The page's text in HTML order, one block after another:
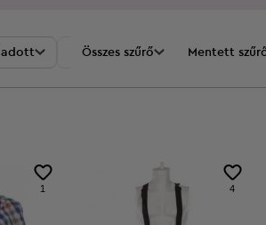
Akciók Ár
Összes szűrő Mentett
1 4